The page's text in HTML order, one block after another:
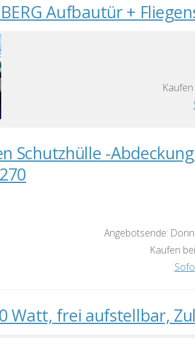
Aufbautür +
Schutzhülle -
Angebotsende:
Kaufen
Watt, frei aufstellbar,